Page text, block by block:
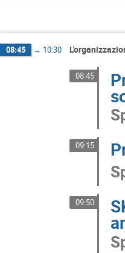
08:45 → 10:30
08:45
09:15
09:50